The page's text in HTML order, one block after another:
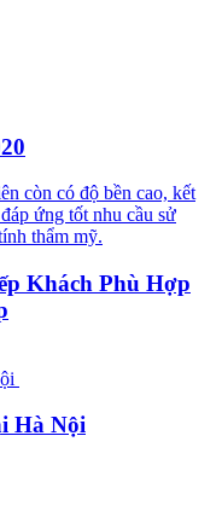
Khách Phù Hợp
Hà Nội